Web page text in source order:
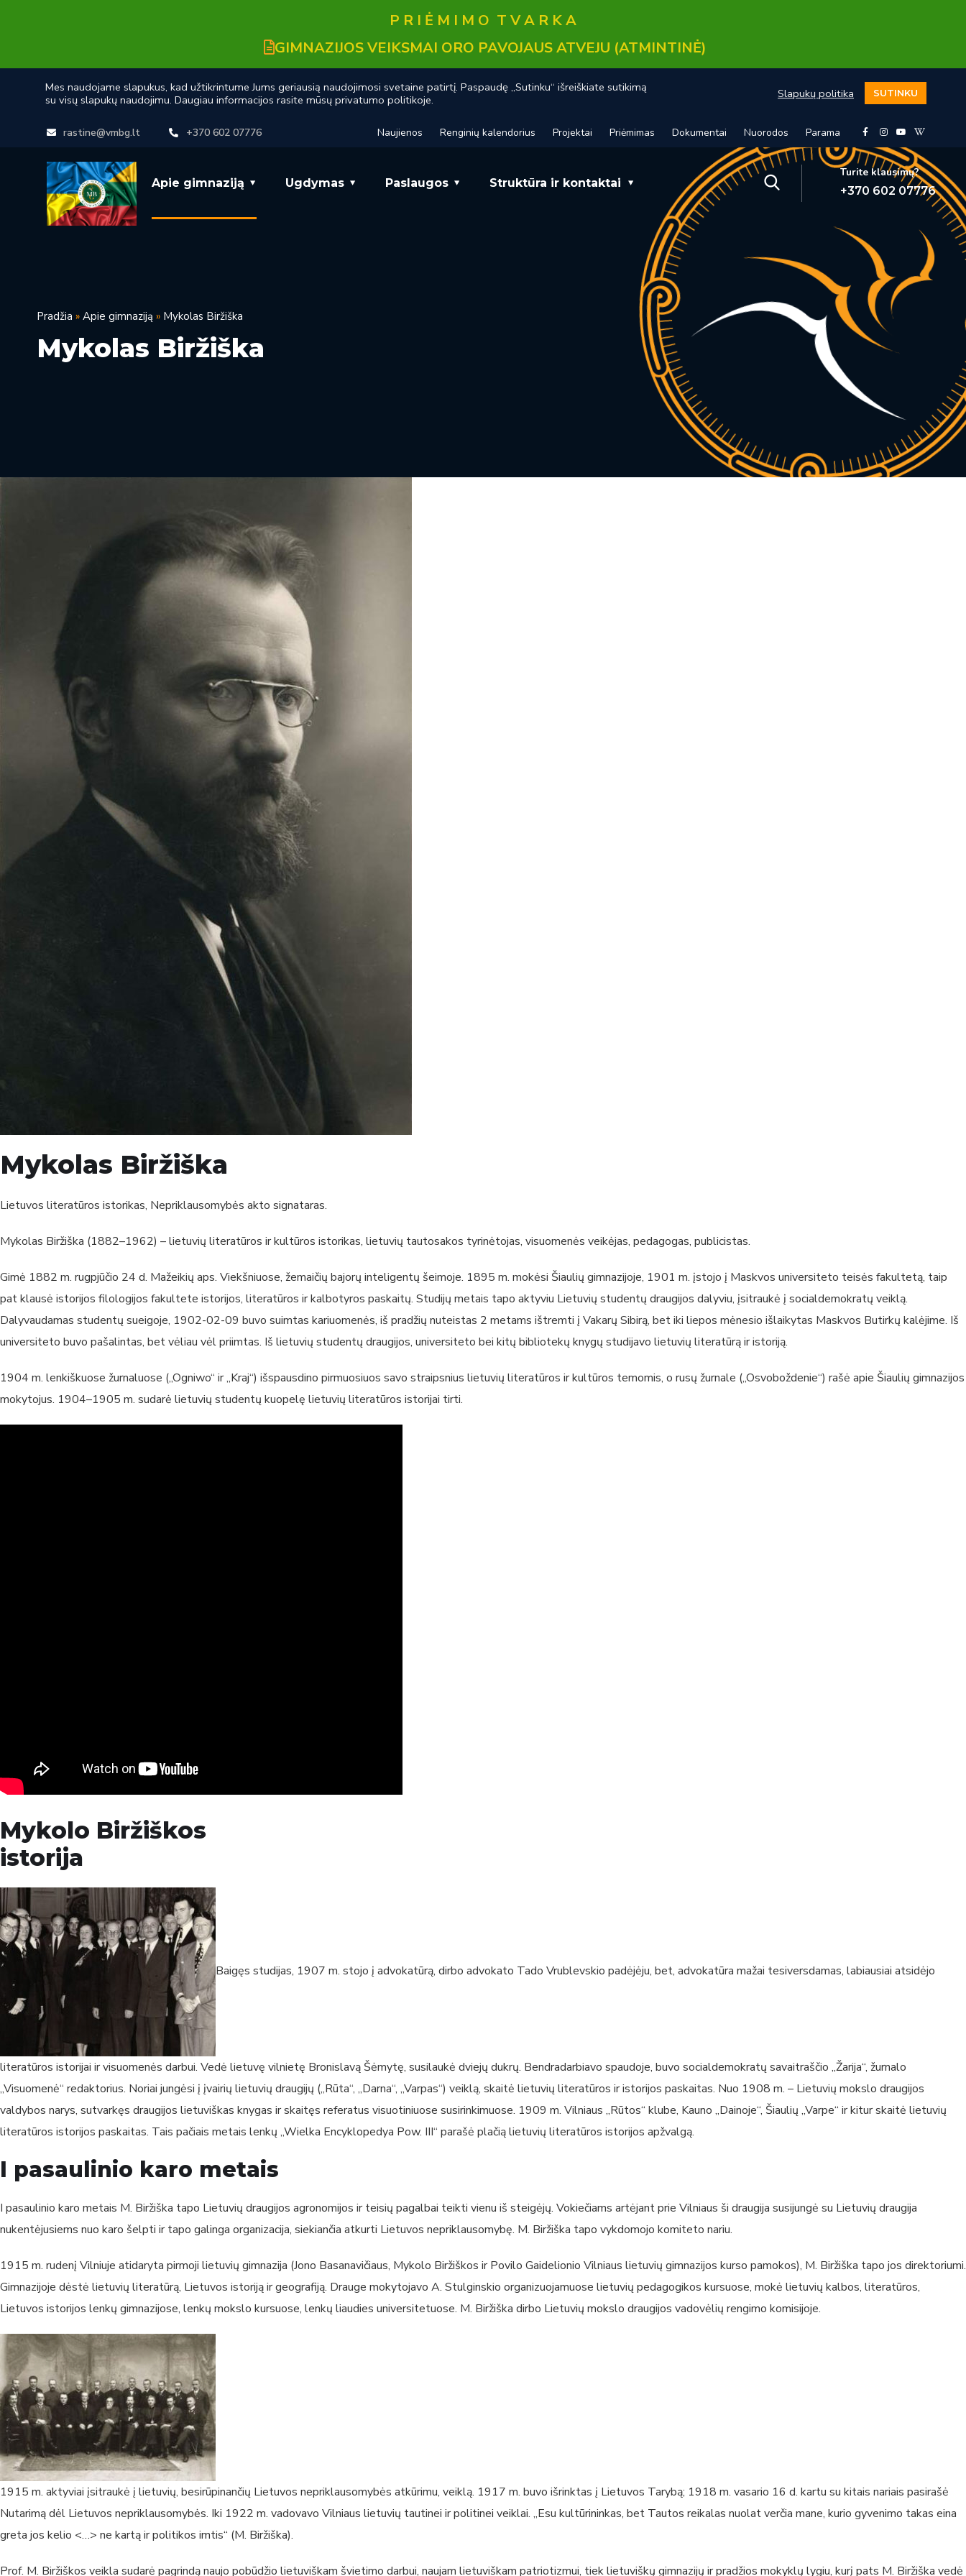
P R I Ė M I M O T V A R K A
GIMNAZIJOS VEIKSMAI ORO PAVOJAUS ATVEJU (ATMINTINĖ)
rastine@vmbg.lt +370 602 07776 Naujienos Renginių kalendorius Projektai Priėmimas Dokumentai Nuorodos Parama
Apie gimnaziją Ugdymas Paslaugos Struktūra ir kontaktai
Turite klausimų?
+370 602 07776
Mykolas Biržiška
Pradžia » Apie gimnaziją » Mykolas Biržiška
Mykolas Biržiška
Lietuvos literatūros istorikas, Nepriklausomybės akto signataras.
Mykolas Biržiška (1882–1962) – lietuvių literatūros ir kultūros istorikas, lietuvių tautosakos tyrinėtojas, visuomenės veikėjas, pedagogas, publicistas.
Gimė 1882 m. rugpjūčio 24 d. Mažeikių aps. Viekšniuose, žemaičių bajorų inteligentų šeimoje. 1895 m. mokėsi Šiaulių gimnazijoje, 1901 m. įstojo į Maskvos universiteto teisės fakultetą, taip
pat klausė istorijos filologijos fakultete istorijos, literatūros ir kalbotyros paskaitų. Studijų metais tapo aktyviu Lietuvių studentų draugijos dalyviu, įsitraukė į socialdemokratų veiklą.
Dalyvaudamas studentų sueigoje, 1902-02-09 buvo suimtas kariuomenės, iš pradžių nuteistas 2 metams ištremti į Vakarų Sibirą, bet iki liepos mėnesio išlaikytas Maskvos Butirkų kalėjime. Iš
universiteto buvo pašalintas, bet vėliau vėl priimtas. Iš lietuvių studentų draugijos, universiteto bei kitų bibliotekų knygų studijavo lietuvių literatūrą ir istoriją.
1904 m. lenkiškuose žurnaluose („Ogniwo“ ir „Kraj“) išspausdino pirmuosiuos savo straipsnius lietuvių literatūros ir kultūros temomis, o rusų žurnale („Osvoboždenie“) rašė apie Šiaulių gimnazijos
mokytojus. 1904–1905 m. sudarė lietuvių studentų kuopelę lietuvių literatūros istorijai tirti.
Mykolo Biržiškos
istorija
Baigęs studijas, 1907 m. stojo į advokatūrą, dirbo advokato Tado Vrublevskio padėjėju, bet, advokatūra mažai tesiversdamas, labiausiai atsidėjo
literatūros istorijai ir visuomenės darbui. Vedė lietuvę vilnietę Bronislavą Šėmytę, susilaukė dviejų dukrų. Bendradarbiavo spaudoje, buvo socialdemokratų savaitraščio „Žarija“, žurnalo
„Visuomenė“ redaktorius. Noriai jungėsi į įvairių lietuvių draugijų („Rūta“, „Darna“, „Varpas“) veiklą, skaitė lietuvių literatūros ir istorijos paskaitas. Nuo 1908 m. – Lietuvių mokslo draugijos
valdybos narys, sutvarkęs draugijos lietuviškas knygas ir skaitęs referatus visuotiniuose susirinkimuose. 1909 m. Vilniaus „Rūtos“ klube, Kauno „Dainoje“, Šiaulių „Varpe“ ir kitur skaitė lietuvių
literatūros istorijos paskaitas. Tais pačiais metais lenkų „Wielka Encyklopedya Pow. III“ parašė plačią lietuvių literatūros istorijos apžvalgą.
I pasaulinio karo metais
I pasaulinio karo metais M. Biržiška tapo Lietuvių draugijos agronomijos ir teisių pagalbai teikti vienu iš steigėjų. Vokiečiams artėjant prie Vilniaus ši draugija susijungė su Lietuvių draugija
nukentėjusiems nuo karo šelpti ir tapo galinga organizacija, siekiančia atkurti Lietuvos nepriklausomybę. M. Biržiška tapo vykdomojo komiteto nariu.
1915 m. rudenį Vilniuje atidaryta pirmoji lietuvių gimnazija (Jono Basanavičiaus, Mykolo Biržiškos ir Povilo Gaidelionio Vilniaus lietuvių gimnazijos kurso pamokos), M. Biržiška tapo jos direktoriumi.
Gimnazijoje dėstė lietuvių literatūrą, Lietuvos istoriją ir geografiją. Drauge mokytojavo A. Stulginskio organizuojamuose lietuvių pedagogikos kursuose, mokė lietuvių kalbos, literatūros,
Lietuvos istorijos lenkų gimnazijose, lenkų mokslo kursuose, lenkų liaudies universitetuose. M. Biržiška dirbo Lietuvių mokslo draugijos vadovėlių rengimo komisijoje.
1915 m. aktyviai įsitraukė į lietuvių, besirūpinančių Lietuvos nepriklausomybės atkūrimu, veiklą. 1917 m. buvo išrinktas į Lietuvos Tarybą; 1918 m. vasario 16 d. kartu su kitais nariais pasirašė
Nutarimą dėl Lietuvos nepriklausomybės. Iki 1922 m. vadovavo Vilniaus lietuvių tautinei ir politinei veiklai. „Esu kultūrininkas, bet Tautos reikalas nuolat verčia mane, kurio gyvenimo takas eina
greta jos kelio <…> ne kartą ir politikos imtis“ (M. Biržiška).
Prof. M. Biržiškos veikla sudarė pagrindą naujo pobūdžio lietuviškam švietimo darbui, naujam lietuviškam patriotizmui, tiek lietuviškų gimnazijų ir pradžios mokyklų lygiu, kurį pats M. Biržiška vedė
Mes naudojame slapukus, kad užtikrintume Jums geriausią naudojimosi svetaine patirtį. Paspaudę „Sutinku“ išreiškiate sutikimą
su visų slapukų naudojimu. Daugiau informacijos rasite mūsų privatumo politikoje.
Slapukų politika SUTINKU